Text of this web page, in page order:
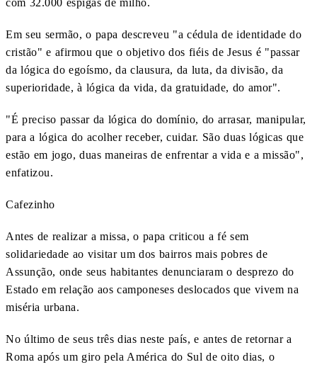
Em seu sermão, o papa descreveu "a cédula de identidade do
cristão" e afirmou que o objetivo dos fiéis de Jesus é "passar
da lógica do egoísmo, da clausura, da luta, da divisão, da
superioridade, à lógica da vida, da gratuidade, do amor".
"É preciso passar da lógica do domínio, do arrasar, manipular,
para a lógica do acolher receber, cuidar. São duas lógicas que
estão em jogo, duas maneiras de enfrentar a vida e a missão",
enfatizou.
Cafezinho
Antes de realizar a missa, o papa criticou a fé sem
solidariedade ao visitar um dos bairros mais pobres de
Assunção, onde seus habitantes denunciaram o desprezo do
Estado em relação aos camponeses deslocados que vivem na
miséria urbana.
No último de seus três dias neste país, e antes de retornar a
Roma após um giro pela América do Sul de oito dias, o